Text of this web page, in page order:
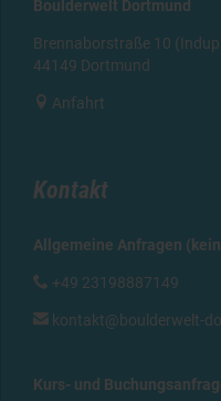
Boulderwelt Dortmund
Brennaborstraße 10
44149 Dortmund
 Anfahrt
Kontakt
Allgemeine Anfragen
 +49 23198887149
 kontakt@boulderwelt-
Kurs- und